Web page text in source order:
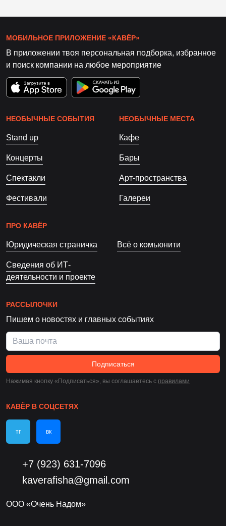
МОБИЛЬНОЕ ПРИЛОЖЕНИЕ «КАВЁР»
В приложении твоя персональная подборка, избранное
и поиск компании на любое мероприятие
НЕОБЫЧНЫЕ СОБЫТИЯ
Stand up
Концерты
Спектакли
Фестивали
НЕОБЫЧНЫЕ МЕСТА
Кафе
Бары
Арт-пространства
Галереи
ПРО КАВЁР
Юридическая страничка Всё о комьюнити
Сведения об ИТ-
деятельности и проекте
РАССЫЛОЧКИ
Пишем о новостях и главных событиях
Подписаться
Нажимая кнопку «Подписаться», вы соглашаетесь c правилами
КАВЁР В СОЦСЕТЯХ
тг вк
+7 (923) 631-7096
kaverafisha@gmail.com
ООО «Очень Надом»